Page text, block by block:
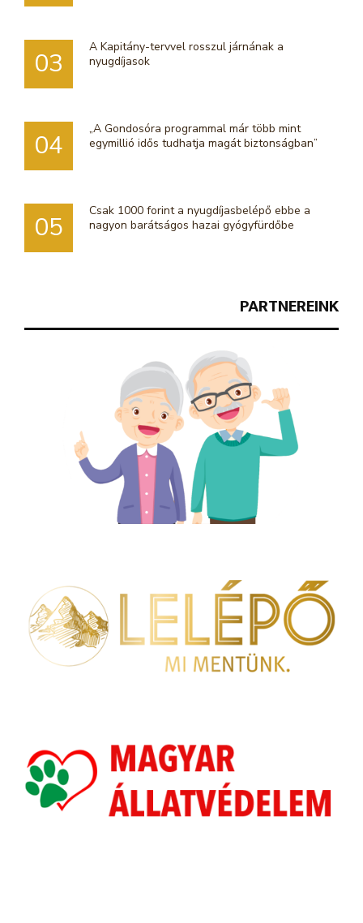
PARTNEREINK
03
A Kapitány-tervvel rosszul járnának a
nyugdíjasok
04
„A Gondosóra programmal már több mint
egymillió idős tudhatja magát biztonságban”
05
Csak 1000 forint a nyugdíjasbelépő ebbe a
nagyon barátságos hazai gyógyfürdőbe